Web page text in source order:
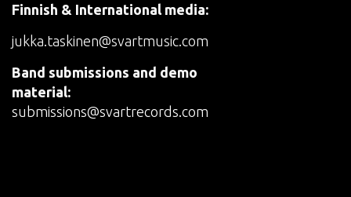
Finnish & International media:
jukka.taskinen@svartmusic.com
Band submissions and demo
material:
submissions@svartrecords.com